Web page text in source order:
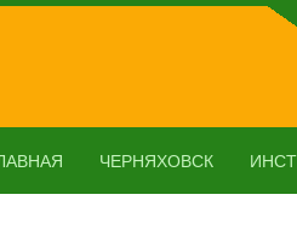
ЧЕРНЯХОВСК